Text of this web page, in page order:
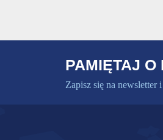
PAMIĘTAJ O
Zapisz się na newsletter